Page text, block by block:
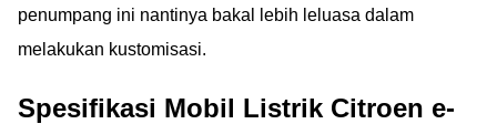
penumpang ini nantinya bakal lebih leluasa dalam
melakukan kustomisasi.
Spesifikasi Mobil Listrik Citroen e-